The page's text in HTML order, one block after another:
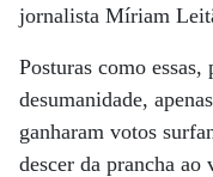
jornalista Míriam
Posturas como
desumanidade,
ganharam votos
descer da prancha ao